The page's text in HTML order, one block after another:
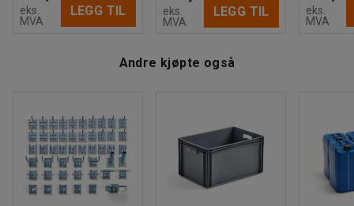
eks.
MVA
LEGG TIL
eks.
MVA
LEGG TIL
eks.
MVA
Andre kjøpte også